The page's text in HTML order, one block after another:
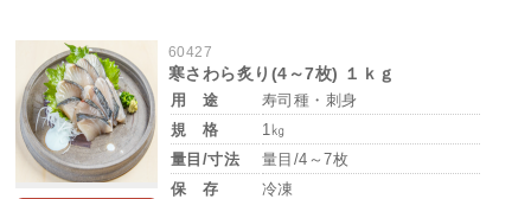
60427
寒さわら炙り(4～7枚) １ｋｇ
用 途
寿司種・刺身
規 格
1㎏
量目/寸法
量目/4～7枚
保 存
冷凍